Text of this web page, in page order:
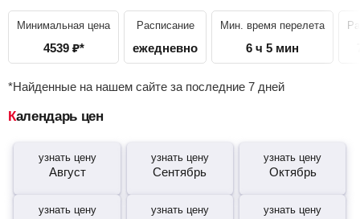
Минимальная цена
4539 ₽*
Расписание
ежедневно
Мин. время перелета
6 ч 5 мин
*Найденные на нашем сайте за последние 7 дней
Календарь цен
узнать цену
Август
узнать цену
Сентябрь
узнать цену
Октябрь
узнать цену узнать цену узнать цену